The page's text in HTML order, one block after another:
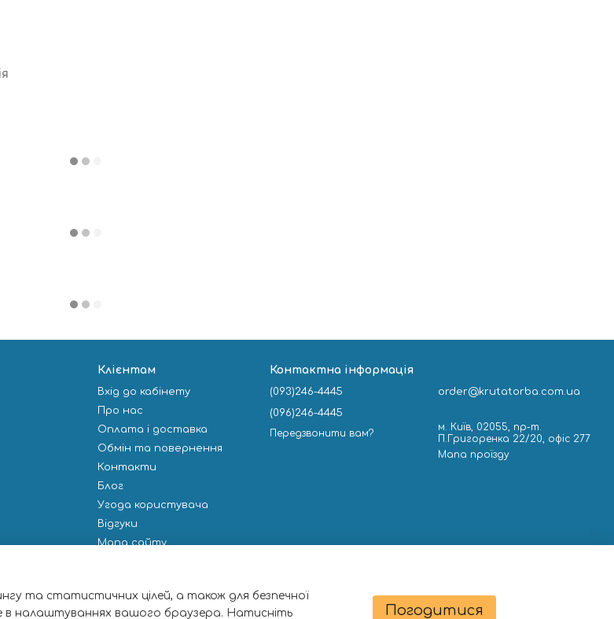
Клієнтам
Вхід до кабінету
Про нас
Оплата і доставка
Обмін та повернення
Контакти
Блог
Угода користувача
Відгуки
Мапа сайту
Ми в соцмережах
Контактна інформація
(093)246-4445
(096)246-4445
Передзвонити вам?
order@krutatorba.com.ua
м. Київ, 02055, пр-т.
П.Григоренка 22/20, офіс 277
Мапа проїзду
та статистичних цілей, а також для безпечної
налаштуваннях вашого браузера. Натисніть
Погодитися